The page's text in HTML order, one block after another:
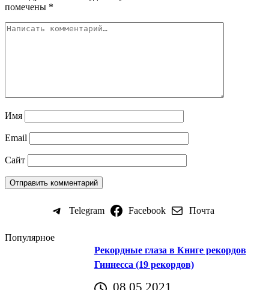
помечены *
Имя
Email
Сайт
Telegram Facebook Почта
Популярное
Рекордные глаза в Книге рекордов
Гиннесса (19 рекордов)
08.05.2021